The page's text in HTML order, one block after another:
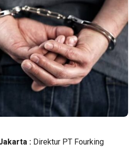
: Direktur PT Fourking